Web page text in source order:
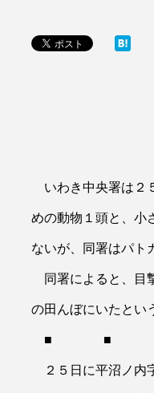
いわき中央署は２
めの動物１頭と、小
ないが、同署はパト
同署によると、目
の田んぼにいたとい
■ ■
２５日に平沼ノ内